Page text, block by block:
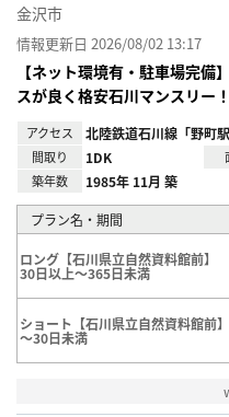
金沢市
情報更新日 2026/08/02 13:17
【ネット環境有・駐車場完備
スが良く格安石川マンスリー！
アクセス 北陸鉄道石川線「野町駅
間取り 1DK
築年数 1985年 11月 築
プラン名・期間
ロング【石川県立自然資料館前】
30日以上～365日未満
ショート【石川県立自然資料館前】
～30日未満